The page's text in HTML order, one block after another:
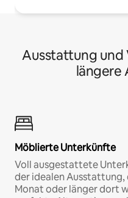
Ausstattung und
längere
Möblierte Unterkünfte
Voll ausgestattete
der idealen Ausstattung,
Monat oder länger dort